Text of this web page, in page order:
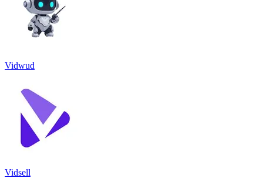
Vidwud
Vidsell